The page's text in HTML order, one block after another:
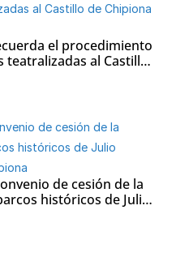
el procedimiento
teatralizadas al Castillo
de cesión de la
históricos de Julio